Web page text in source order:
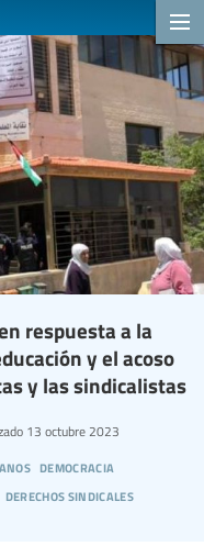
respuesta a la
y el acoso
y las sindicalistas
democracia
derechos sindicales
13 octubre 2023